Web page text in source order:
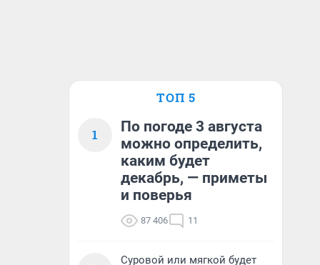
ТОП 5
1
По погоде 3 августа
можно определить,
каким будет
декабрь, — приметы
и поверья
87 406 11
Суровой или мягкой будет